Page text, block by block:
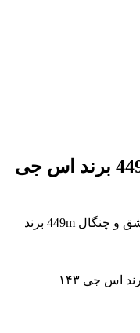
سرویس قاشق و چنگال 449m برند اس جی
سرویس قاشق و چنگال 449m برند